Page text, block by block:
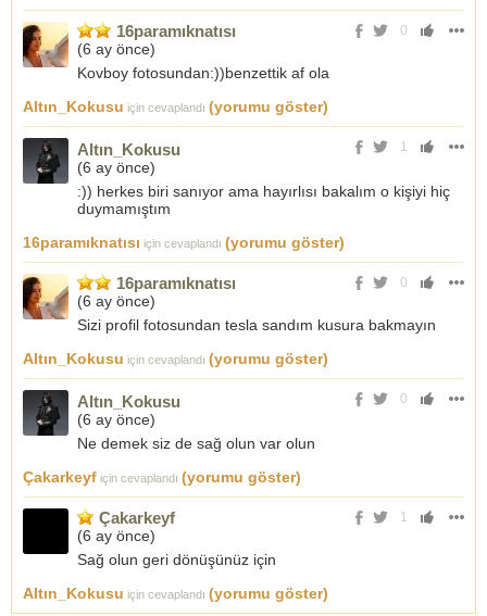
0
16paramıknatısı
(6 ay önce)
Kovboy fotosundan:))benzettik af ola
Altın_Kokusu için cevaplandı (yorumu göster)
1
Altın_Kokusu
(6 ay önce)
:)) herkes biri sanıyor ama hayırlısı bakalım o kişiyi hiç
duymamıştım
16paramıknatısı için cevaplandı (yorumu göster)
0
16paramıknatısı
(6 ay önce)
Sizi profil fotosundan tesla sandım kusura bakmayın
Altın_Kokusu için cevaplandı (yorumu göster)
0
Altın_Kokusu
(6 ay önce)
Ne demek siz de sağ olun var olun
Çakarkeyf için cevaplandı (yorumu göster)
1
Çakarkeyf
(6 ay önce)
Sağ olun geri dönüşünüz için
Altın_Kokusu için cevaplandı (yorumu göster)